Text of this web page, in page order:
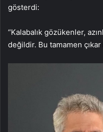
gösterdi:
“Kalabalık gözükenler,
değildir. Bu tamamen